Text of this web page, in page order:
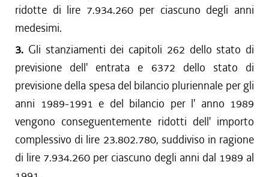
ridotte di lire 7.934.260 per ciascuno degli anni
medesimi.
3. Gli stanziamenti dei capitoli 262 dello stato di
previsione dell' entrata e 6372 dello stato di
previsione della spesa del bilancio pluriennale per gli
anni 1989-1991 e del bilancio per l' anno 1989
vengono conseguentemente ridotti dell' importo
complessivo di lire 23.802.780, suddiviso in ragione
di lire 7.934.260 per ciascuno degli anni dal 1989 al